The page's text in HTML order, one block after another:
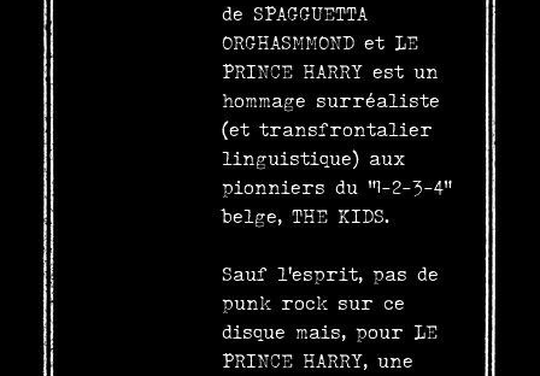
de SPAGGUETTA
ORGHASMMOND et LE
PRINCE HARRY est un
hommage surréaliste
(et transfrontalier
linguistique) aux
pionniers du "1-2-3-4"
belge, THE KIDS.
Sauf l’esprit, pas de
punk rock sur ce
disque mais, pour LE
PRINCE HARRY, une